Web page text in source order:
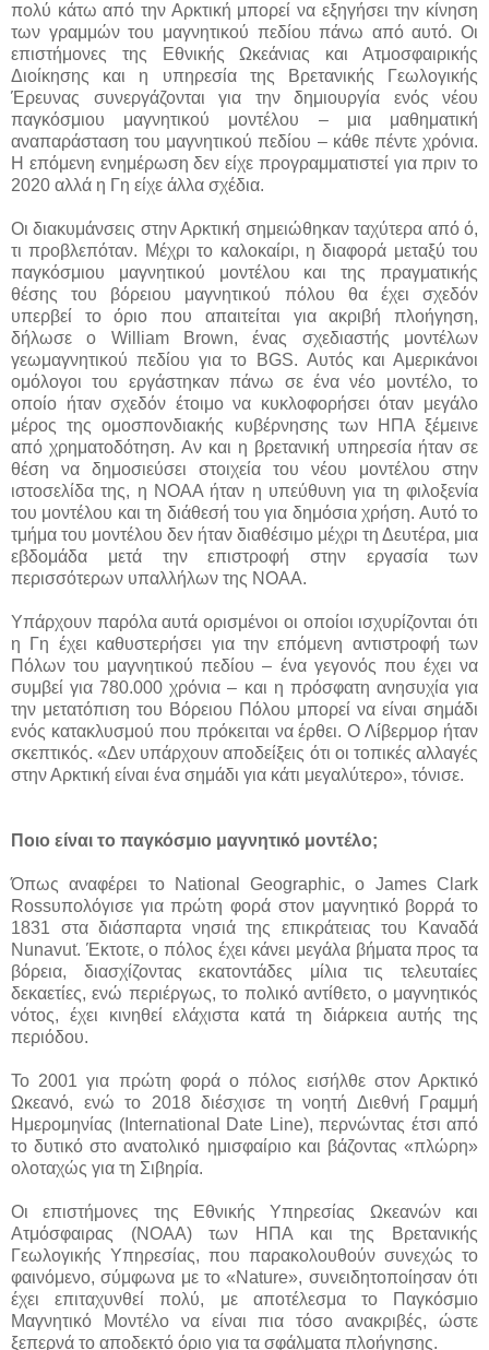
πολύ κάτω από την Αρκτική μπορεί να εξηγήσει την κίνηση
των γραμμών του μαγνητικού πεδίου πάνω από αυτό. Οι
επιστήμονες της Εθνικής Ωκεάνιας και Ατμοσφαιρικής
Διοίκησης και η υπηρεσία της Βρετανικής Γεωλογικής
Έρευνας συνεργάζονται για την δημιουργία ενός νέου
παγκόσμιου μαγνητικού μοντέλου – μια μαθηματική
αναπαράσταση του μαγνητικού πεδίου – κάθε πέντε χρόνια.
Η επόμενη ενημέρωση δεν είχε προγραμματιστεί για πριν το
2020 αλλά η Γη είχε άλλα σχέδια.
Οι διακυμάνσεις στην Αρκτική σημειώθηκαν ταχύτερα από ό,
τι προβλεπόταν. Μέχρι το καλοκαίρι, η διαφορά μεταξύ του
παγκόσμιου μαγνητικού μοντέλου και της πραγματικής
θέσης του βόρειου μαγνητικού πόλου θα έχει σχεδόν
υπερβεί το όριο που απαιτείται για ακριβή πλοήγηση,
δήλωσε ο William Brown, ένας σχεδιαστής μοντέλων
γεωμαγνητικού πεδίου για το BGS. Αυτός και Αμερικάνοι
ομόλογοι του εργάστηκαν πάνω σε ένα νέο μοντέλο, το
οποίο ήταν σχεδόν έτοιμο να κυκλοφορήσει όταν μεγάλο
μέρος της ομοσπονδιακής κυβέρνησης των ΗΠΑ ξέμεινε
από χρηματοδότηση. Αν και η βρετανική υπηρεσία ήταν σε
θέση να δημοσιεύσει στοιχεία του νέου μοντέλου στην
ιστοσελίδα της, η NOAA ήταν η υπεύθυνη για τη φιλοξενία
του μοντέλου και τη διάθεσή του για δημόσια χρήση. Αυτό το
τμήμα του μοντέλου δεν ήταν διαθέσιμο μέχρι τη Δευτέρα, μια
εβδομάδα μετά την επιστροφή στην εργασία των
περισσότερων υπαλλήλων της NOAA.
Υπάρχουν παρόλα αυτά ορισμένοι οι οποίοι ισχυρίζονται ότι
η Γη έχει καθυστερήσει για την επόμενη αντιστροφή των
Πόλων του μαγνητικού πεδίου – ένα γεγονός που έχει να
συμβεί για 780.000 χρόνια – και η πρόσφατη ανησυχία για
την μετατόπιση του Βόρειου Πόλου μπορεί να είναι σημάδι
ενός κατακλυσμού που πρόκειται να έρθει. Ο Λίβερμορ ήταν
σκεπτικός. «Δεν υπάρχουν αποδείξεις ότι οι τοπικές αλλαγές
στην Αρκτική είναι ένα σημάδι για κάτι μεγαλύτερο», τόνισε.
Ποιο είναι το παγκόσμιο μαγνητικό μοντέλο;
Όπως αναφέρει το National Geographic, ο James Clark
Rossυπολόγισε για πρώτη φορά στον μαγνητικό βορρά το
1831 στα διάσπαρτα νησιά της επικράτειας του Καναδά
Nunavut. Έκτοτε, ο πόλος έχει κάνει μεγάλα βήματα προς τα
βόρεια, διασχίζοντας εκατοντάδες μίλια τις τελευταίες
δεκαετίες, ενώ περιέργως, το πολικό αντίθετο, ο μαγνητικός
νότος, έχει κινηθεί ελάχιστα κατά τη διάρκεια αυτής της
περιόδου.
Το 2001 για πρώτη φορά ο πόλος εισήλθε στον Αρκτικό
Ωκεανό, ενώ το 2018 διέσχισε τη νοητή Διεθνή Γραμμή
Ημερομηνίας (International Date Line), περνώντας έτσι από
το δυτικό στο ανατολικό ημισφαίριο και βάζοντας «πλώρη»
ολοταχώς για τη Σιβηρία.
Οι επιστήμονες της Εθνικής Υπηρεσίας Ωκεανών και
Ατμόσφαιρας (ΝΟΑΑ) των ΗΠΑ και της Βρετανικής
Γεωλογικής Υπηρεσίας, που παρακολουθούν συνεχώς το
φαινόμενο, σύμφωνα με το «Nature», συνειδητοποίησαν ότι
έχει επιταχυνθεί πολύ, με αποτέλεσμα το Παγκόσμιο
Μαγνητικό Μοντέλο να είναι πια τόσο ανακριβές, ώστε
ξεπερνά το αποδεκτό όριο για τα σφάλματα πλοήγησης.